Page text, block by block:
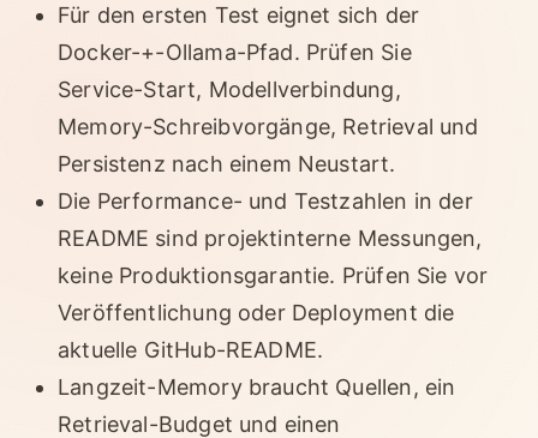
Für den ersten Test eignet sich der
Docker-+-Ollama-Pfad. Prüfen Sie
Service-Start, Modellverbindung,
Memory-Schreibvorgänge, Retrieval und
Persistenz nach einem Neustart.
Die Performance- und Testzahlen in der
README sind projektinterne Messungen,
keine Produktionsgarantie. Prüfen Sie vor
Veröffentlichung oder Deployment die
aktuelle GitHub-README.
Langzeit-Memory braucht Quellen, ein
Retrieval-Budget und einen